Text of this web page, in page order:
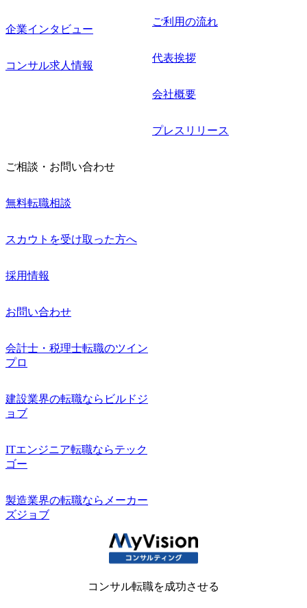
企業インタビュー
コンサル求人情報
ご利用の流れ
代表挨拶
会社概要
プレスリリース
ご相談・お問い合わせ
無料転職相談
スカウトを受け取った方へ
採用情報
お問い合わせ
会計士・税理士転職のツイン
プロ
建設業界の転職ならビルドジ
ョブ
ITエンジニア転職ならテック
ゴー
製造業界の転職ならメーカー
ズジョブ
コンサル転職を成功させる